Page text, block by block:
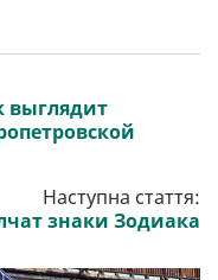
выглядит
Наступна стаття:
знаки Зодиака